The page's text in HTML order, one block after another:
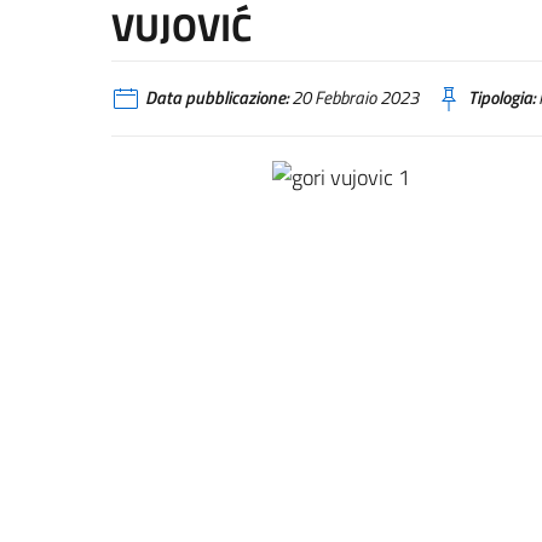
VUJOVIĆ
Data pubblicazione:20 Febbraio 2023 Tipologia: